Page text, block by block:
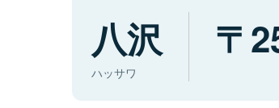
八沢
ハッサワ